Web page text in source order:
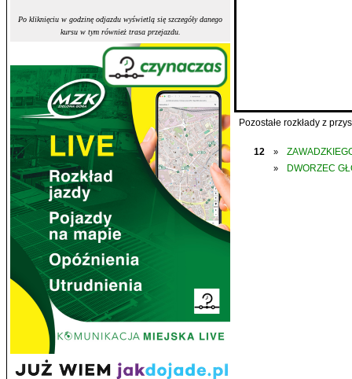
Po kliknięciu w godzinę odjazdu wyświetlą się szczegóły danego
kursu w tym również trasa przejazdu.
Pozostałe rozkłady z
12 »
» DWORZEC